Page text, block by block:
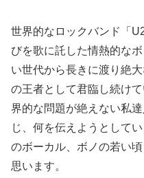
世界的なロックバンド「
びを歌に託した情熱的な
い世代から長きに渡り絶
の王者として君臨し続け
界的な問題が絶えない私
じ、何を伝えようとして
のボーカル、ボノの若い
思います。